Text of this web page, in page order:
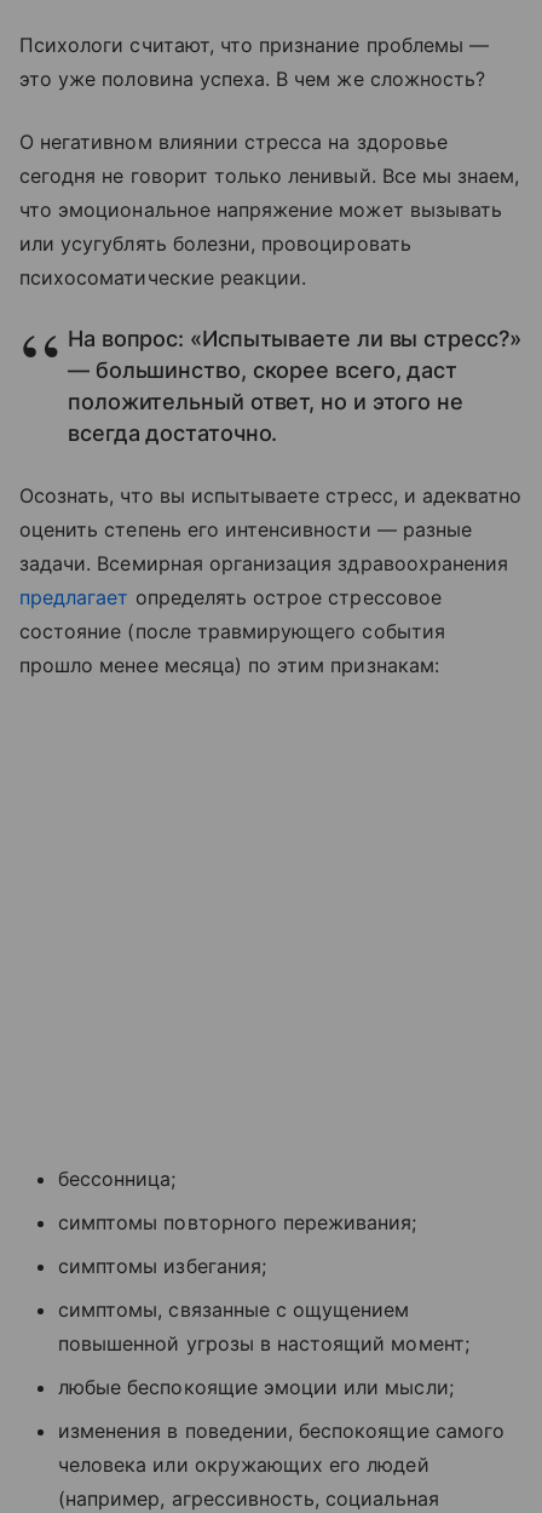
Психологи считают, что признание проблемы —
это уже половина успеха. В чем же сложность?
О негативном влиянии стресса на здоровье
сегодня не говорит только ленивый. Все мы знаем,
что эмоциональное напряжение может вызывать
или усугублять болезни, провоцировать
психосоматические реакции.
На вопрос: «Испытываете ли вы стресс?»
— большинство, скорее всего, даст
положительный ответ, но и этого не
всегда достаточно.
Осознать, что вы испытываете стресс, и адекватно
оценить степень его интенсивности — разные
задачи. Всемирная организация здравоохранения
предлагает определять острое стрессовое
состояние (после травмирующего события
прошло менее месяца) по этим признакам:
бессонница;
симптомы повторного переживания;
симптомы избегания;
симптомы, связанные с ощущением
повышенной угрозы в настоящий момент;
любые беспокоящие эмоции или мысли;
изменения в поведении, беспокоящие самого
человека или окружающих его людей
(например, агрессивность, социальная